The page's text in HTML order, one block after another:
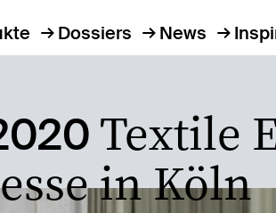
Dossiers News
Textile
in Köln